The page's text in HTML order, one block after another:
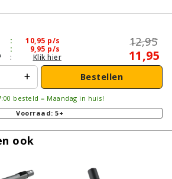
: 10,95 p/s
: 9,95 p/s
: Klik hier
12,95
11,95
Bestellen
besteld = Maandag in huis!
Voorraad: 5+
ook